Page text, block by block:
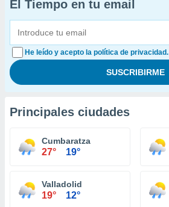
El Tiempo en tu email
He leído y acepto la política de privacidad.
Principales ciudades
Cumbaratza
27° 19°
Valladolid
19° 12°